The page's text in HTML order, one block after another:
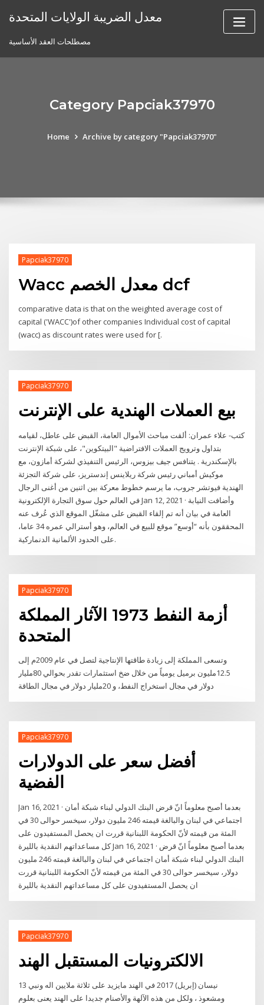
معدل الضريبة الولايات المتحدة
مصطلحات العقد الأساسية
Category Papciak37970
Home Archive by category "Papciak37970"
Papciak37970
Wacc معدل الخصم dcf
comparative data is that on the weighted average cost of
capital ('WACC')of other companies Individual cost of capital
(wacc) as discount rates were used for [.
Papciak37970
بيع العملات الهندية على الإنترنت
كتب- علاء عمران: ألقت مباحث الأموال العامة، القبض على عاطل، لقيامه
بتداول وترويج العملات الافتراضية "البيتكوين"، على شبكة الإنترنت
بالإسكندرية . يتنافس جيف بيزوس، الرئيس التنفيذي لشركة أمازون، مع
موكيش أمباني رئيس شركة ريلاينس إندستريز، على شركة التجزئة
الهندية فيوتشر جروب، ما يرسم خطوط معركة بين اثنين من أغنى الرجال
في العالم حول سوق التجارة الإلكترونية Jan 12, 2021 · وأضافت النيابة
العامة في بيان أنه تم إلقاء القبض على مشغّل الموقع الذي عُرف عنه
المحققون بأنه “أوسع” موقع للبيع في العالم، وهو أسترالي عمره 34 عاما،
على الحدود الألمانية الدنماركية.
Papciak37970
أزمة النفط 1973 الآثار المملكة
المتحدة
وتسعى المملكة إلى زيادة طاقتها الإنتاجية لتصل في عام 2009م إلى
12.5مليون برميل يومياً من خلال ضخ استثمارات تقدر بحوالي 80مليار
دولار في مجال استخراج النفط، و 20مليار دولار في مجال الطاقة
Papciak37970
أفضل سعر على الدولارات
الفضية
Jan 16, 2021 · بعدما أصبح معلوماً انّ قرض البنك الدولي لبناء شبكة أمان
اجتماعي في لبنان والبالغة قيمته 246 مليون دولار، سيخسر حوالى 30 في
المئة من قيمته لأنّ الحكومة اللبنانية قررت ان يحصل المستفيدون على
كل مساعداتهم النقدية بالليرة Jan 16, 2021 · بعدما أصبح معلوماً انّ قرض
البنك الدولي لبناء شبكة أمان اجتماعي في لبنان والبالغة قيمته 246 مليون
دولار، سيخسر حوالى 30 في المئة من قيمته لأنّ الحكومة اللبنانية قررت
ان يحصل المستفيدون على كل مساعداتهم النقدية بالليرة
Papciak37970
الالكترونيات المستقبل الهند
13 نيسان (إبريل) 2017 في الهند مايزيد على ثلاثة ملايين اله ونبي
ومشعوذ ، ولكل من هذه الآلهة والأصنام جديدا على الهند يعنى بعلوم